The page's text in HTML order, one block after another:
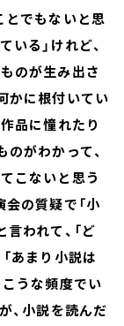
とでもないと思
いる」けれど、
のが生み出さ
かに根付いてい
品に憧れたり
がわかって、
こないと思う
の質疑で「小
われて、「ど
あまり小説は
うな頻度でい
、小説を読んだ